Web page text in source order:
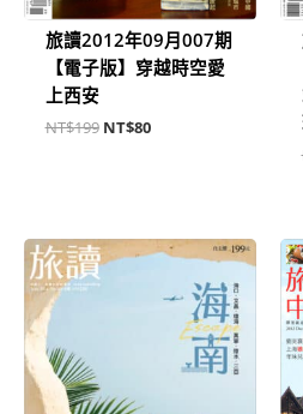
旅讀2012年09月007期
【電子版】穿越時空愛
上西安
NT$199 NT$80
原
始
目
格：
NT$139。